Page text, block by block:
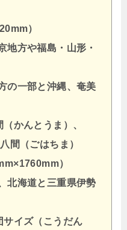
）
方や福島・山形・
一部と沖縄、奄美
かんとうま）、
間（ごはちま）
）
海道と三重県伊勢
サイズ（こうだん